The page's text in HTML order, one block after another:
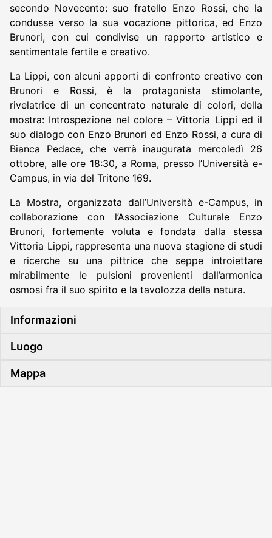
secondo Novecento: suo fratello Enzo Rossi, che la
condusse verso la sua vocazione pittorica, ed Enzo
Brunori, con cui condivise un rapporto artistico e
sentimentale fertile e creativo.
La Lippi, con alcuni apporti di confronto creativo con
Brunori e Rossi, è la protagonista stimolante,
rivelatrice di un concentrato naturale di colori, della
mostra: Introspezione nel colore – Vittoria Lippi ed il
suo dialogo con Enzo Brunori ed Enzo Rossi, a cura di
Bianca Pedace, che verrà inaugurata mercoledì 26
ottobre, alle ore 18:30, a Roma, presso l’Università e-
Campus, in via del Tritone 169.
La Mostra, organizzata dall’Università e-Campus, in
collaborazione con l’Associazione Culturale Enzo
Brunori, fortemente voluta e fondata dalla stessa
Vittoria Lippi, rappresenta una nuova stagione di studi
e ricerche su una pittrice che seppe introiettare
mirabilmente le pulsioni provenienti dall’armonica
osmosi fra il suo spirito e la tavolozza della natura.
Informazioni
Luogo
Mappa